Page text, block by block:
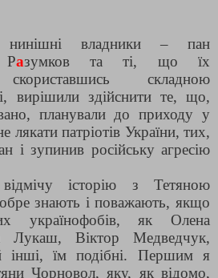
владники – пан
Разумков та ті, що їх
складною
вирішили здійснити те, що,
планували до приходу у
лякати патріотів України, тих,
і зупинив російську агресію
історію з Тетяною
знають і поважають, якщо
українофобів, як Олена
Лукаш, Віктор Медведчук,
інші, їм подібні. Першим я
Чорновол, яку, як відомо,